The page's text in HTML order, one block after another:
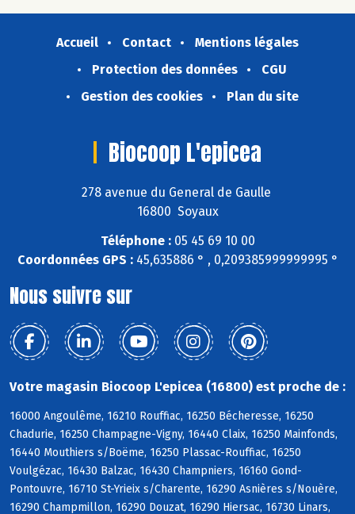
Accueil Contact
Mentions légales
Protection des données
CGU
Gestion des cookies
Plan du site
Biocoop L'epicea
278 avenue du General de Gaulle
16800 Soyaux
Téléphone :05 45 69 10 00
Coordonnées GPS :45,635886 ° , 0,209385999999995 °
Nous suivre sur
Votre magasin Biocoop L'epicea (16800) est proche de :
16000 Angoulême, 16210 Rouffiac, 16250 Bécheresse, 16250
Chadurie, 16250 Champagne-Vigny, 16440 Claix, 16250 Mainfonds,
16440 Mouthiers s/Boëme, 16250 Plassac-Rouffiac, 16250
Voulgézac, 16430 Balzac, 16430 Champniers, 16160 Gond-
Pontouvre, 16710 St-Yrieix s/Charente, 16290 Asnières s/Nouère,
16290 Champmillon, 16290 Douzat, 16290 Hiersac, 16730 Linars,